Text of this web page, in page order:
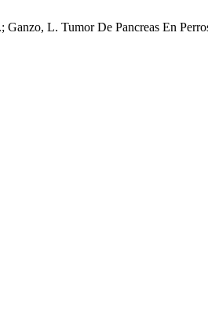
Ganzo, L. Tumor De Pancreas En